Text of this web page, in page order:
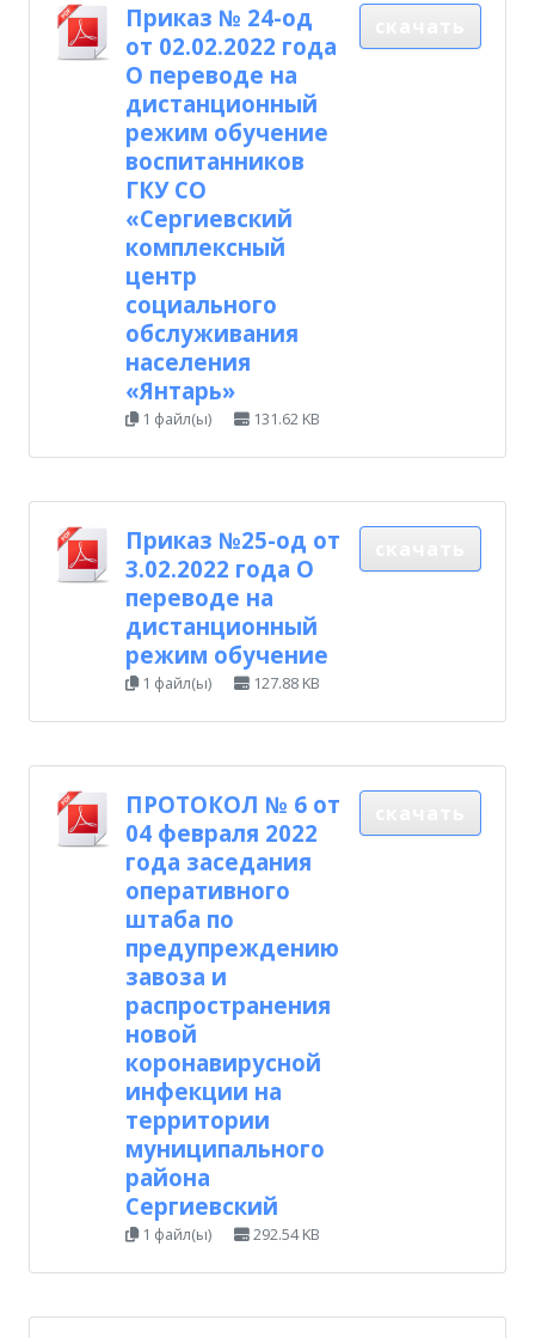
Приказ № 24-од
от 02.02.2022 года
О переводе на
дистанционный
режим обучение
воспитанников
ГКУ СО
«Сергиевский
комплексный
центр
социального
обслуживания
населения
«Янтарь»
1 файл(ы) 131.62 KB
Приказ №25-од от
3.02.2022 года О
переводе на
дистанционный
режим обучение
1 файл(ы) 127.88 KB
ПРОТОКОЛ № 6 от
04 февраля 2022
года заседания
оперативного
штаба по
предупреждению
завоза и
распространения
новой
коронавирусной
инфекции на
территории
муниципального
района
Сергиевский
1 файл(ы) 292.54 KB